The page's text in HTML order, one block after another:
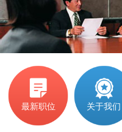
最新职位 关于我们